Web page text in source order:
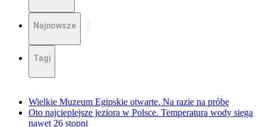
Najnowsze
Tagi
Wielkie Muzeum Egipskie otwarte. Na razie na próbę
Oto najcieplejsze jeziora w Polsce. Temperatura wody sięga
nawet 26 stopni